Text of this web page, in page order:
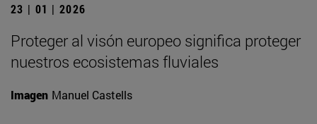
23 | 01 | 2026
Proteger al visón europeo significa proteger
nuestros ecosistemas fluviales
Imagen Manuel Castells